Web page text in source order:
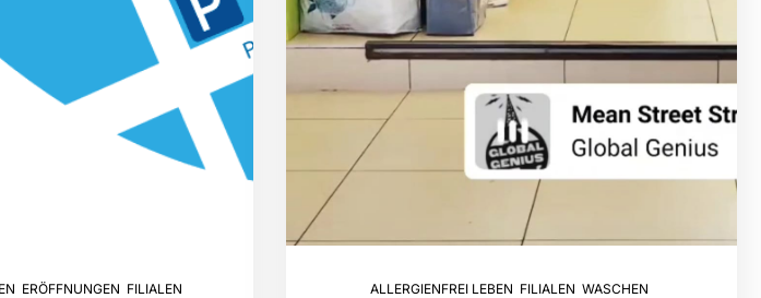
ERÖFFNUNGEN FILIALEN ALLERGIENFREI LEBEN FILIALEN ,WASCHEN